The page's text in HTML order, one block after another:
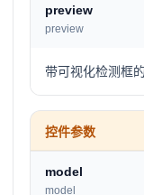
preview
preview
带可视化检测框
控件参数
model
model